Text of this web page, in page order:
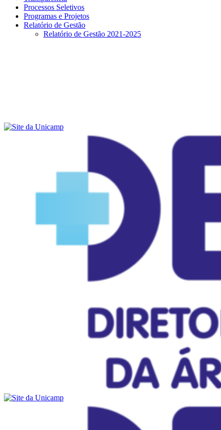
Processos Seletivos
Programas e Projetos
Relatório de Gestão
Relatório de Gestão 2021-2025